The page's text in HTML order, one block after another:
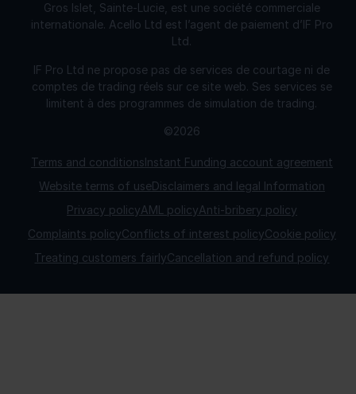
Terms and conditionsInstant Funding account agreement
Website terms of useDisclaimers and legal Information
Privacy policyAML policyAnti-bribery policy
Complaints policyConflicts of interest policyCookie policy
Treating customers fairlyCancellation and refund policy
Gros Islet, Sainte-Lucie, est une société commerciale
internationale. Acello Ltd est l’agent de paiement d’IF Pro
Ltd.
IF Pro Ltd ne propose pas de services de courtage ni de
comptes de trading réels sur ce site web. Ses services se
limitent à des programmes de simulation de trading.
©2026